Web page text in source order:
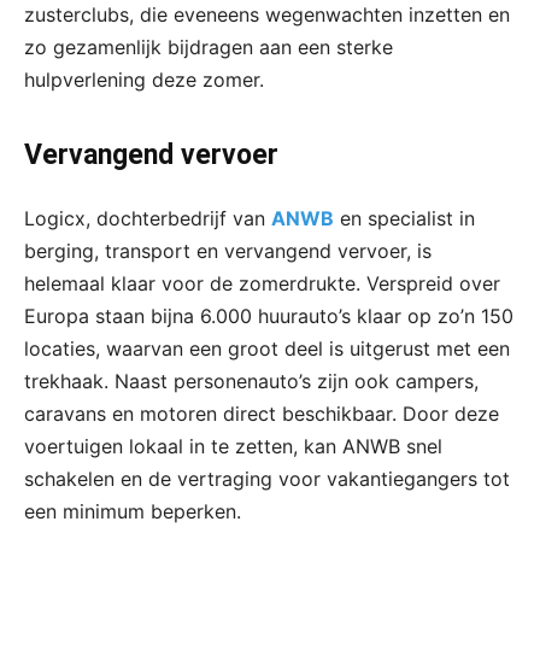
zusterclubs, die eveneens wegenwachten inzetten en
zo gezamenlijk bijdragen aan een sterke
hulpverlening deze zomer.
Vervangend vervoer
Logicx, dochterbedrijf van ANWB en specialist in
berging, transport en vervangend vervoer, is
helemaal klaar voor de zomerdrukte. Verspreid over
Europa staan bijna 6.000 huurauto’s klaar op zo’n 150
locaties, waarvan een groot deel is uitgerust met een
trekhaak. Naast personenauto’s zijn ook campers,
caravans en motoren direct beschikbaar. Door deze
voertuigen lokaal in te zetten, kan ANWB snel
schakelen en de vertraging voor vakantiegangers tot
een minimum beperken.